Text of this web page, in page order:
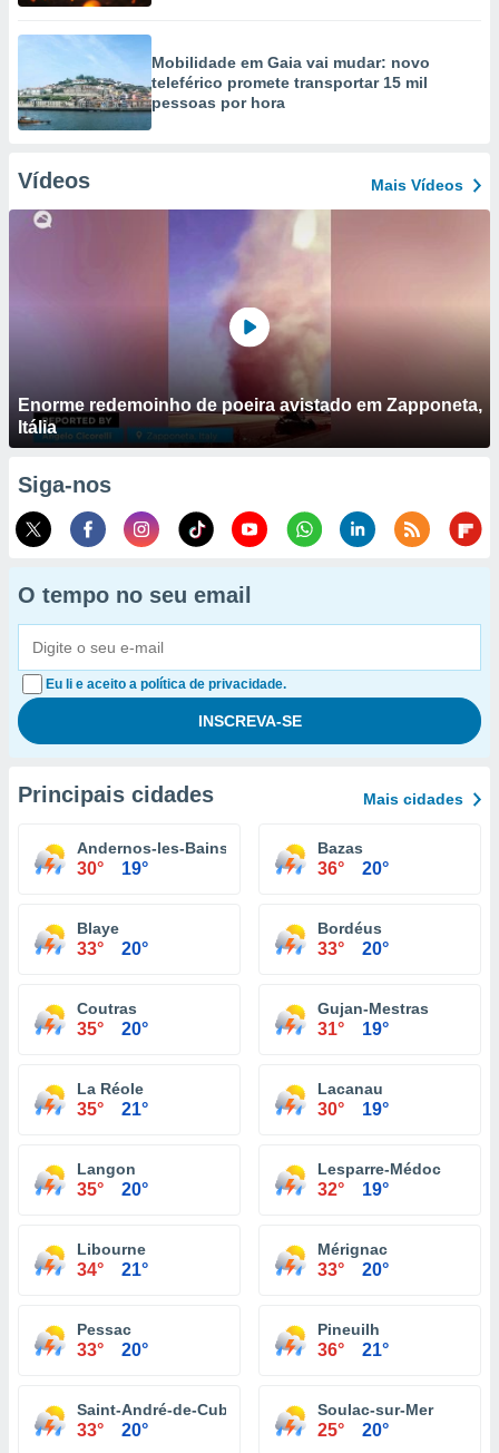
Mobilidade em Gaia vai mudar: novo
teleférico promete transportar 15 mil
pessoas por hora
Vídeos Mais Vídeos
Enorme redemoinho de poeira avistado em Zapponeta,
Itália
Siga-nos
O tempo no seu email
Eu li e aceito a política de privacidade.
Principais cidades Mais cidades
Andernos-les-Bains
30° 19°
Bazas
36° 20°
Blaye
33° 20°
Bordéus
33° 20°
Coutras
35° 20°
Gujan-Mestras
31° 19°
La Réole
35° 21°
Lacanau
30° 19°
Langon
35° 20°
Lesparre-Médoc
32° 19°
Libourne
34° 21°
Mérignac
33° 20°
Pessac
33° 20°
Pineuilh
36° 21°
Saint-André-de-Cubzac
33° 20°
Soulac-sur-Mer
25° 20°